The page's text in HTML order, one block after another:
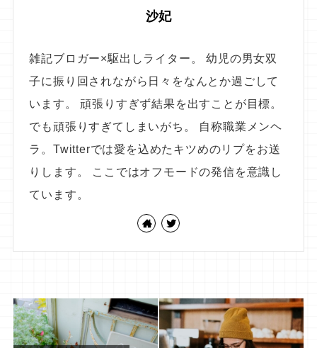
沙妃
雑記ブロガー×駆出しライター。 幼児の男女双
子に振り回されながら日々をなんとか過ごして
います。 頑張りすぎず結果を出すことが目標。
でも頑張りすぎてしまいがち。 自称職業メンヘ
ラ。Twitterでは愛を込めたキツめのリプをお送
りします。 ここではオフモードの発信を意識し
ています。